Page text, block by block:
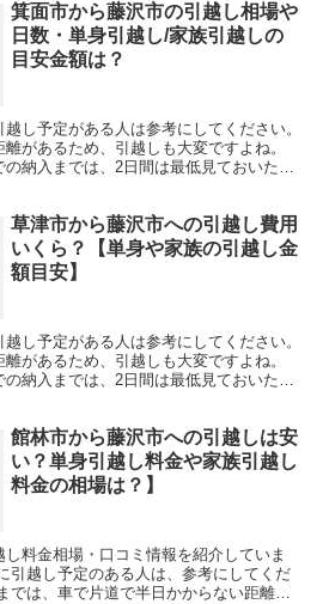
箕面市から藤沢市の引越し相場や
日数・単身引越し/家族引越しの
目安金額は？
し予定がある人は参考にしてください。
があるため、引越しも大変ですよね。
納入までは、2日間は最低見ておいた方
草津市から藤沢市への引越し費用
いくら？【単身や家族の引越し金
額目安】
し予定がある人は参考にしてください。
があるため、引越しも大変ですよね。
納入までは、2日間は最低見ておいた方
館林市から藤沢市への引越しは安
い？単身引越し料金や家族引越し
料金の相場は？】
料金相場・口コミ情報を紹介していま
引越し予定のある人は、参考にしてくだ
では、車で片道で半日かからない距離に